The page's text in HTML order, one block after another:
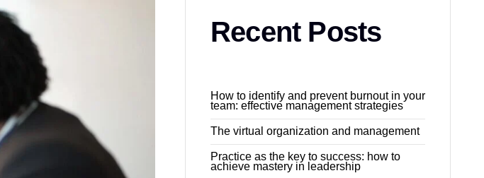
Recent Posts
How to identify and prevent burnout in your
team: effective management strategies
The virtual organization and management
Practice as the key to success: how to
achieve mastery in leadership